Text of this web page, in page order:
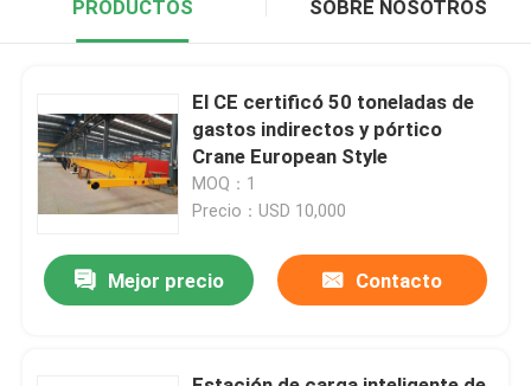
PRODUCTOS SOBRE NOSOTROS
El CE certificó 50 toneladas de
gastos indirectos y pórtico
Crane European Style
MOQ：1
Precio：USD 10,000
Mejor precio Contacto